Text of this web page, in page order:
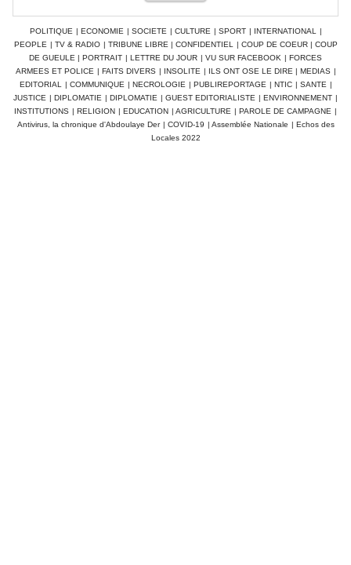
POLITIQUE | ECONOMIE | SOCIETE | CULTURE | SPORT | INTERNATIONAL
|
PEOPLE | TV & RADIO | TRIBUNE LIBRE | CONFIDENTIEL | COUP DE COEUR | COUP
DE GUEULE | PORTRAIT | LETTRE DU JOUR | VU SUR FACEBOOK | FORCES
ARMEES ET POLICE | FAITS DIVERS | INSOLITE | ILS ONT OSE LE DIRE | MEDIAS |
EDITORIAL
| COMMUNIQUE | NECROLOGIE | PUBLIREPORTAGE | NTIC | SANTE |
JUSTICE | DIPLOMATIE | DIPLOMATIE | GUEST EDITORIALISTE | ENVIRONNEMENT |
INSTITUTIONS | RELIGION | EDUCATION | AGRICULTURE | PAROLE DE CAMPAGNE |
Antivirus, la chronique d'Abdoulaye Der | COVID-19 | Assemblée Nationale | Echos des
Locales 2022